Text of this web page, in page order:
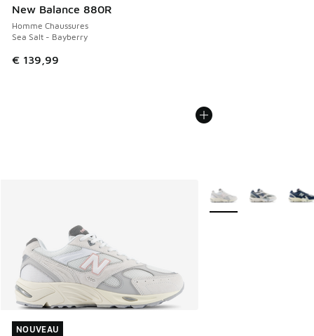
New Balance 880R
Homme Chaussures
Sea Salt - Bayberry
€ 139,99
NOUVEAU
NOUVEAU
Plus de couleurs